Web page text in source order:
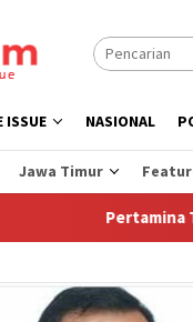
ISSUE NASIONAL
Jawa Timur
Pertamina